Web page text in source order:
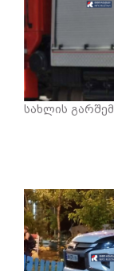
სახლის